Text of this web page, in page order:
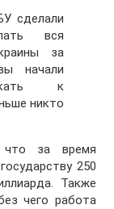
сделали
вся
за
начали
к
никто
что за время
250
Также
чего работа